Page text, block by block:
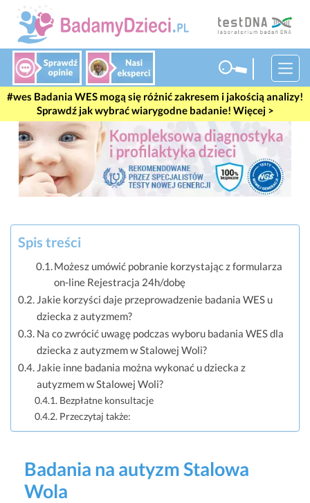
Badania WES mogą się różnić zakresem i jakością analizy!
Sprawdź jak wybrać wiarygodne badanie! Więcej >
Badania na autyzm Stalowa
Wola
Spis treści
Możesz umówić pobranie korzystając z formularza
on-line Rejestracja 24h/dobę
Jakie korzyści daje przeprowadzenie badania WES u
dziecka z autyzmem?
Na co zwrócić uwagę podczas wyboru badania WES dla
dziecka z autyzmem w Stalowej Woli?
Jakie inne badania można wykonać u dziecka z
autyzmem w Stalowej Woli?
Bezpłatne konsultacje
Przeczytaj także: